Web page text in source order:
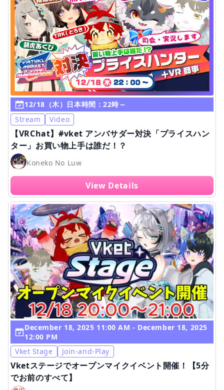
12/18（木）日本時間：22時～
Stream
Video
【VRChat】#vket アンバサダー対決「プライスハン
ター」お買い物上手は誰だ！？
Koneko No Luw
View Details
December 18, 2025 11:00 AM - December 18, 2025
12:00 PM
Vket Stage
Join-and-Play
Vketステージでオープンマイクイベント開催！【5分
でお前のすべて】